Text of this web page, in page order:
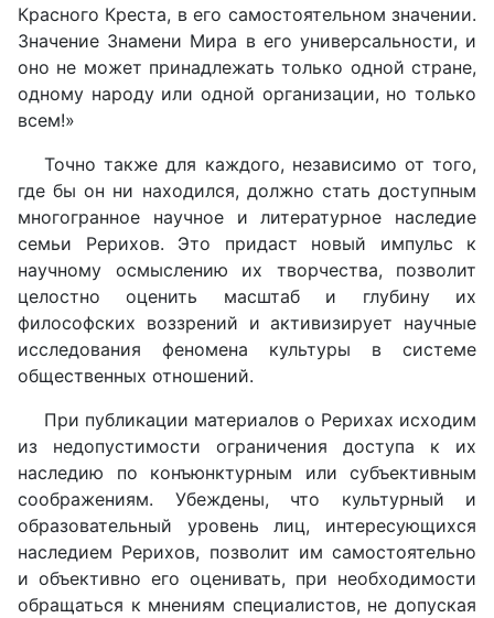
Красного Креста, в его самостоятельном значении.
Значение Знамени Мира в его универсальности, и
оно не может принадлежать только одной стране,
одному народу или одной организации, но только
всем!»
Точно также для каждого, независимо от того,
где бы он ни находился, должно стать доступным
многогранное научное и литературное наследие
семьи Рерихов. Это придаст новый импульс к
научному осмыслению их творчества, позволит
целостно оценить масштаб и глубину их
философских воззрений и активизирует научные
исследования феномена культуры в системе
общественных отношений.
При публикации материалов о Рерихах исходим
из недопустимости ограничения доступа к их
наследию по конъюнктурным или субъективным
соображениям. Убеждены, что культурный и
образовательный уровень лиц, интересующихся
наследием Рерихов, позволит им самостоятельно
и объективно его оценивать, при необходимости
обращаться к мнениям специалистов, не допуская